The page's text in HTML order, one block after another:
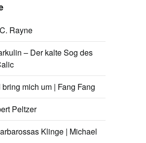
Rayne
– Der kalte Sog des
mich um | Fang Fang
Peltzer
Klinge | Michael